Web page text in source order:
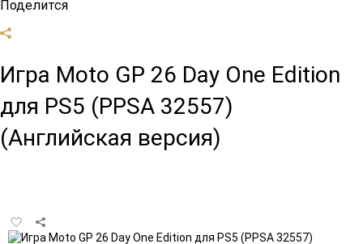
Поделится
Игра Moto GP 26 Day One Edition
для PS5 (PPSA 32557)
(Английская версия)
Добавить
в